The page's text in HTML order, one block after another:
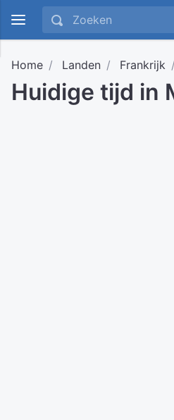
Home Landen Frankrijk
Huidige tijd in